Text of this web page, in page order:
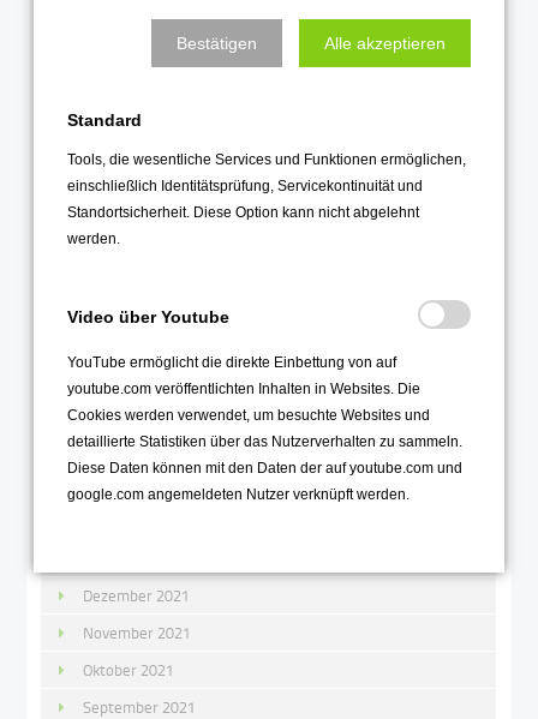
2022
November 2022
Oktober 2022
September 2022
August 2022
Juni 2022
April 2022
März 2022
Februar 2022
Januar 2022
Dezember 2021
November 2021
Oktober 2021
September 2021
Bestätigen Alle akzeptieren
Standard
Tools, die wesentliche Services und Funktionen ermöglichen,
einschließlich Identitätsprüfung, Servicekontinuität und
Standortsicherheit. Diese Option kann nicht abgelehnt
werden.
Video über Youtube
YouTube ermöglicht die direkte Einbettung von auf
youtube.com veröffentlichten Inhalten in Websites. Die
Cookies werden verwendet, um besuchte Websites und
detaillierte Statistiken über das Nutzerverhalten zu sammeln.
Diese Daten können mit den Daten der auf youtube.com und
google.com angemeldeten Nutzer verknüpft werden.